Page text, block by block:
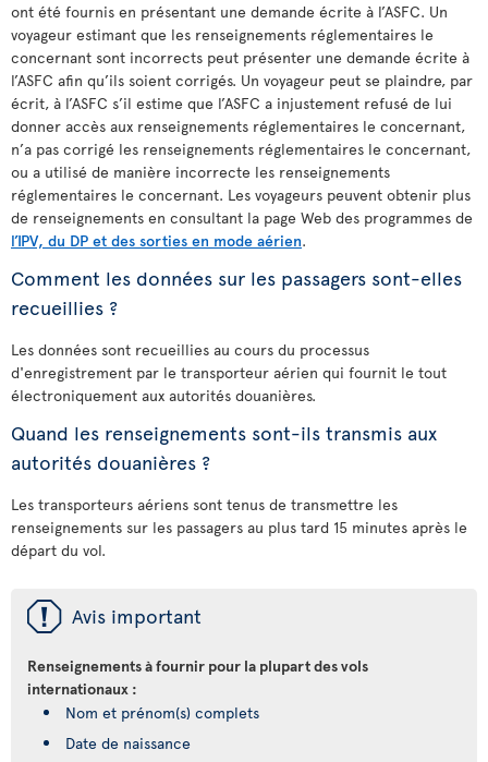
ont été fournis en présentant une demande écrite à l’ASFC. Un
voyageur estimant que les renseignements réglementaires le
concernant sont incorrects peut présenter une demande écrite à
l’ASFC afin qu’ils soient corrigés. Un voyageur peut se plaindre, par
écrit, à l’ASFC s’il estime que l’ASFC a injustement refusé de lui
donner accès aux renseignements réglementaires le concernant,
n’a pas corrigé les renseignements réglementaires le concernant,
ou a utilisé de manière incorrecte les renseignements
réglementaires le concernant. Les voyageurs peuvent obtenir plus
de renseignements en consultant la page Web des programmes de
l’IPV, du DP et des sorties en mode aérien.
Comment les données sur les passagers sont-elles
recueillies ?
Les données sont recueillies au cours du processus
d'enregistrement par le transporteur aérien qui fournit le tout
électroniquement aux autorités douanières.
Quand les renseignements sont-ils transmis aux
autorités douanières ?
Les transporteurs aériens sont tenus de transmettre les
renseignements sur les passagers au plus tard 15 minutes après le
départ du vol.
ü Avis important
Renseignements à fournir pour la plupart des vols
internationaux :
Nom et prénom(s) complets
Date de naissance